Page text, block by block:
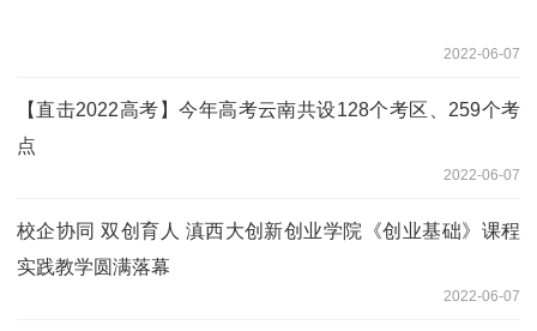
2022-06-07
【直击2022高考】今年高考云南共设128个考区、259个考
点
2022-06-07
校企协同 双创育人 滇西大创新创业学院《创业基础》课程
实践教学圆满落幕
2022-06-07